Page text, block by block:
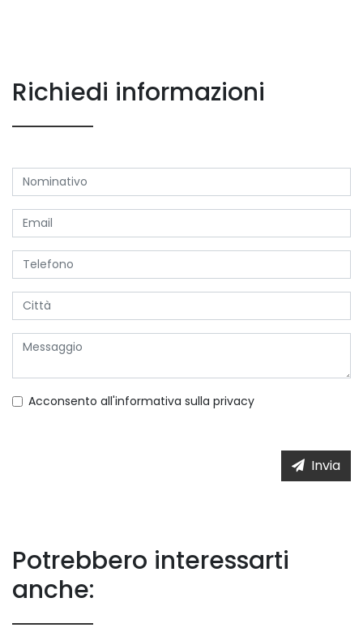
Richiedi informazioni
Acconsento all'informativa sulla privacy
Invia
Potrebbero interessarti
anche: